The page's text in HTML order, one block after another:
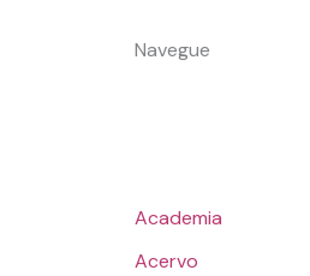
Navegue
Academia
Acervo